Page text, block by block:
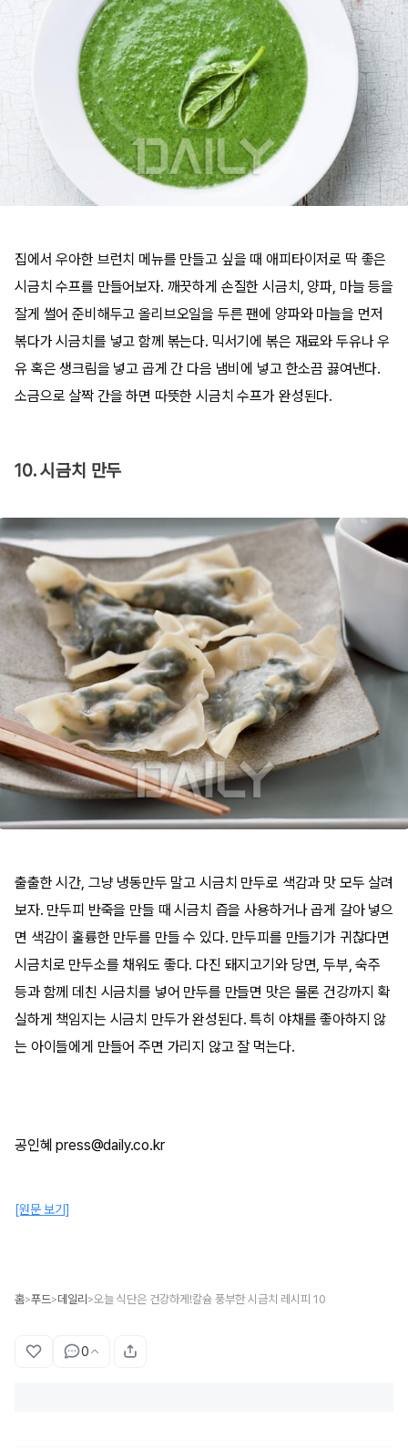
집에서 우아한 브런치 메뉴를 만들고 싶을 때 애피타이저로 딱 좋은
시금치 수프를 만들어보자. 깨끗하게 손질한 시금치, 양파, 마늘 등을
잘게 썰어 준비해두고 올리브오일을 두른 팬에 양파와 마늘을 먼저
볶다가 시금치를 넣고 함께 볶는다. 믹서기에 볶은 재료와 두유나 우
유 혹은 생크림을 넣고 곱게 간 다음 냄비에 넣고 한소끔 끓여낸다.
소금으로 살짝 간을 하면 따뜻한 시금치 수프가 완성된다.
10. 시금치 만두
출출한 시간, 그냥 냉동만두 말고 시금치 만두로 색감과 맛 모두 살려
보자. 만두피 반죽을 만들 때 시금치 즙을 사용하거나 곱게 갈아 넣으
면 색감이 훌륭한 만두를 만들 수 있다. 만두피를 만들기가 귀찮다면
시금치로 만두소를 채워도 좋다. 다진 돼지고기와 당면, 두부, 숙주
등과 함께 데친 시금치를 넣어 만두를 만들면 맛은 물론 건강까지 확
실하게 책임지는 시금치 만두가 완성된다. 특히 야채를 좋아하지 않
는 아이들에게 만들어 주면 가리지 않고 잘 먹는다.
공인혜 press@daily.co.kr
[원문 보기]
홈>푸드>데일리 >오늘 식단은 건강하게!칼슘 풍부한 시금치 레시피 10
0